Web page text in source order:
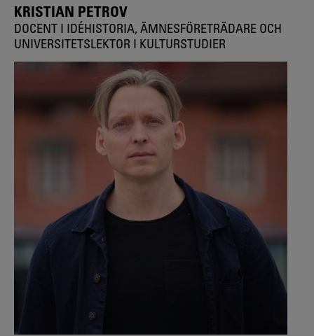
KRISTIAN PETROV
DOCENT I IDÉHISTORIA, ÄMNESFÖRETRÄDARE OCH
UNIVERSITETSLEKTOR I KULTURSTUDIER